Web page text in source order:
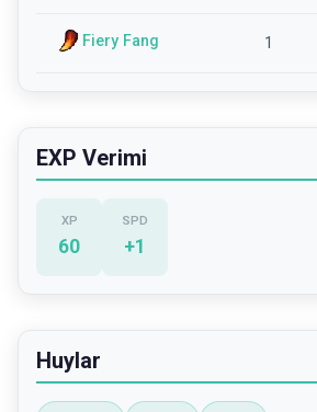
Fiery Fang 1
EXP Verimi
XP
60
SPD
+1
Huylar